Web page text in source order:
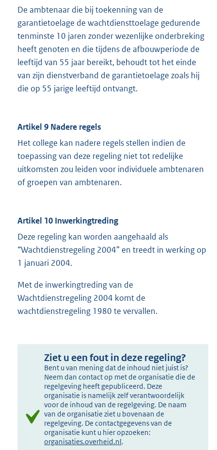
De ambtenaar die bij toekenning van de
garantietoelage de wachtdiensttoelage gedurende
tenminste 10 jaren zonder wezenlijke onderbreking
heeft genoten en die tijdens de afbouwperiode de
leeftijd van 55 jaar bereikt, behoudt tot het einde
van zijn dienstverband de garantietoelage zoals hij
die op 55 jarige leeftijd ontvangt.
Artikel 9 Nadere regels
Het college kan nadere regels stellen indien de
toepassing van deze regeling niet tot redelijke
uitkomsten zou leiden voor individuele ambtenaren
of groepen van ambtenaren.
Artikel 10 Inwerkingtreding
Deze regeling kan worden aangehaald als
“Wachtdienstregeling 2004” en treedt in werking op
1 januari 2004.
Met de inwerkingtreding van de
Wachtdienstregeling 2004 komt de
wachtdienstregeling 1980 te vervallen.
Ziet u een fout in deze regeling?
Bent u van mening dat de inhoud niet juist is?
Neem dan contact op met de organisatie die de
regelgeving heeft gepubliceerd. Deze
organisatie is namelijk zelf verantwoordelijk
voor de inhoud van de regelgeving. De naam
van de organisatie ziet u bovenaan de
regelgeving. De contactgegevens van de
organisatie kunt u hier opzoeken:
organisaties.overheid.nl.